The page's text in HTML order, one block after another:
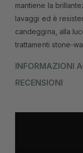
mantiene la
lavaggi ed è
candeggina, alla
trattamenti stone-
INFORMAZIONI
RECENSIONI